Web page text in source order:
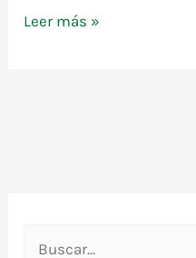
bomba
Leer más »